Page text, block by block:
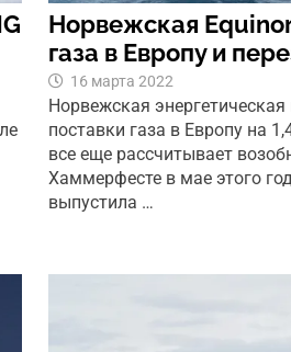
Норвежская
газа в Европу и
16 марта 2022
Норвежская
поставки газа в Европу на
все еще рассчитывает
Хаммерфесте в мае этого
выпустила …